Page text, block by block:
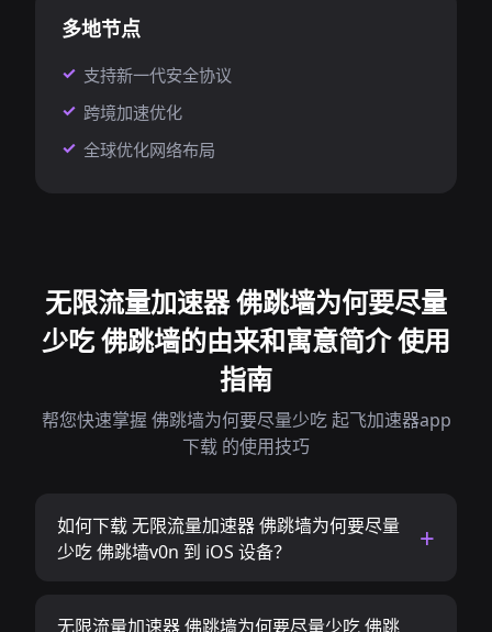
多地节点
支持新一代安全协议
跨境加速优化
全球优化网络布局
无限流量加速器 佛跳墙为何要尽量
少吃 佛跳墙的由来和寓意简介 使用
指南
帮您快速掌握 佛跳墙为何要尽量少吃 起飞加速器app
下载 的使用技巧
如何下载 无限流量加速器 佛跳墙为何要尽量
少吃 佛跳墙v0n 到 iOS 设备？
无限流量加速器 佛跳墙为何要尽量少吃 佛跳